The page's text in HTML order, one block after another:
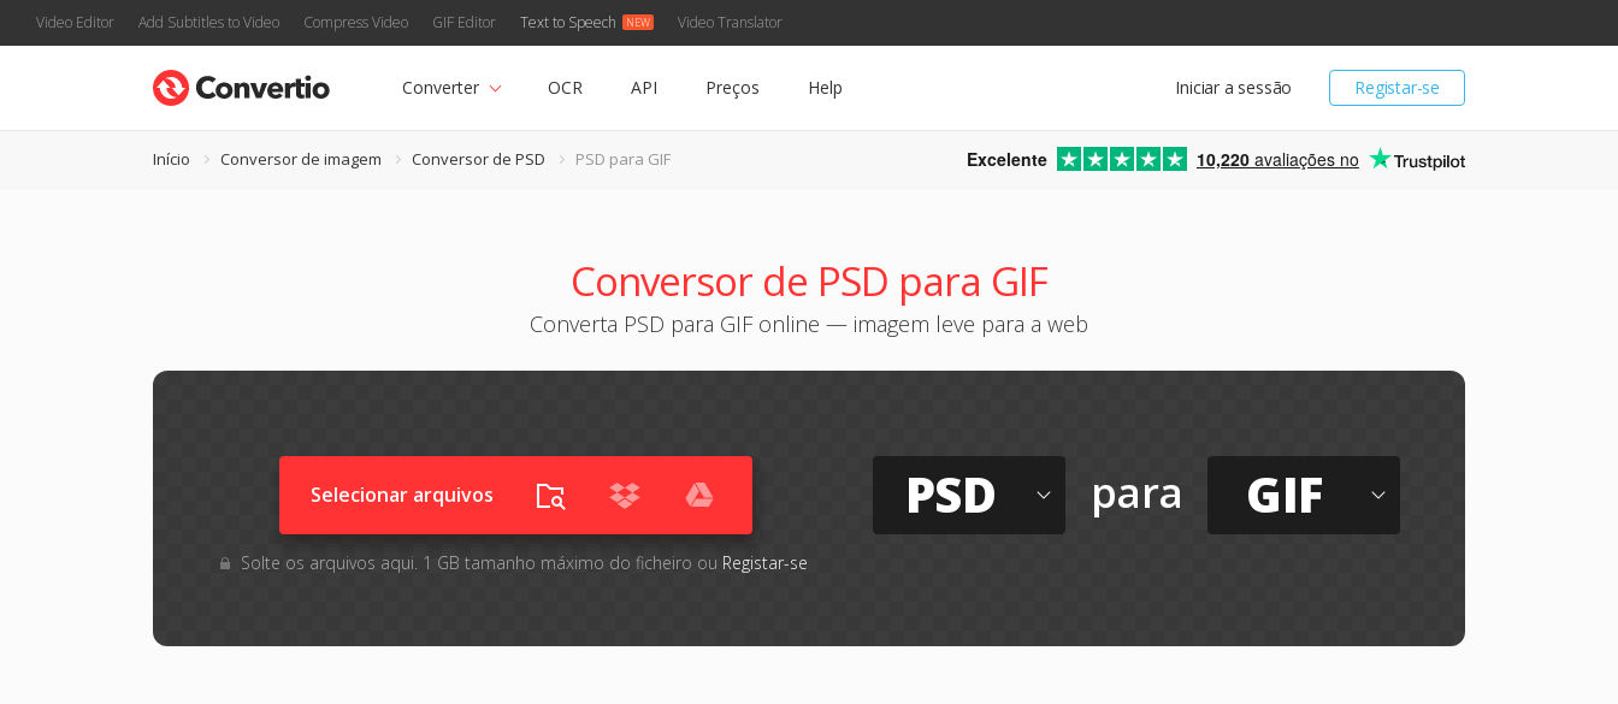
Video Editor Add Subtitles to Video Compress Video GIF Editor Text to Speech Video Translator
Registar-se
Iniciar a sessão
Converter OCR API Preços Help
Início Conversor de imagem Conversor de PSD PSD para GIF Excelente 10,220 avaliações no
Conversor de PSD para GIF
Converta PSD para GIF online — imagem leve para a web
Selecionar arquivos
Solte os arquivos aqui. 1 GB tamanho máximo do ficheiro ou Registar-se
PSD para GIF